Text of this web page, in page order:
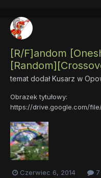
[R/F]andom
temat dodałKusarz w
Obrazek tytułowy:
https://drive.google.com/
śladowe ilości orzechów
zapoznaj się z treścią ulotki
skontaktuj się z
Czerwiec 6, 2014